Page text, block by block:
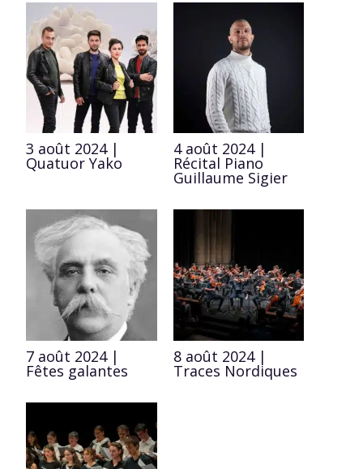
3 août 2024 |
Quatuor Yako
4 août 2024 |
Récital Piano
Guillaume Sigier
7 août 2024 |
Fêtes galantes
8 août 2024 |
Traces Nordiques